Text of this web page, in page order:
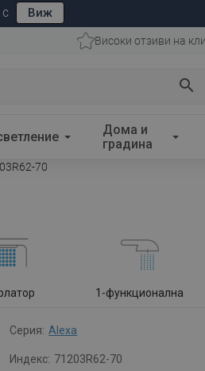
С Виж
Високи отзиви на
search
Дома и
градина
70
1-функционална
Серия: Alexa
Индекс: 71203R62-70